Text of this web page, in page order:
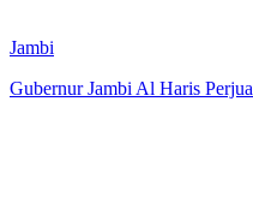
Jambi
Gubernur Jambi Al Haris